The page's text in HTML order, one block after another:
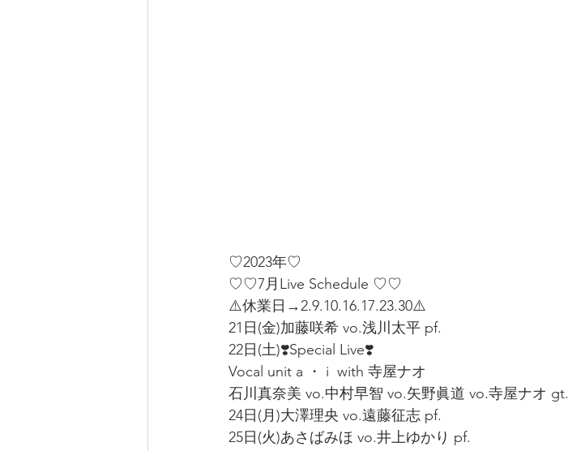
♡2023年♡
♡♡7月Live Schedule ♡♡
⚠️休業日→2.9.10.16.17.23.30⚠️
21日(金)加藤咲希 vo.浅川太平 pf.
22日(土)❣️Special Live❣️
Vocal unit a ・ i  with 寺屋ナオ
石川真奈美 vo.中村早智 vo.矢野眞道 vo.寺屋ナオ gt.
24日(月)大澤理央 vo.遠藤征志 pf.
25日(火)あさばみほ vo.井上ゆかり pf.